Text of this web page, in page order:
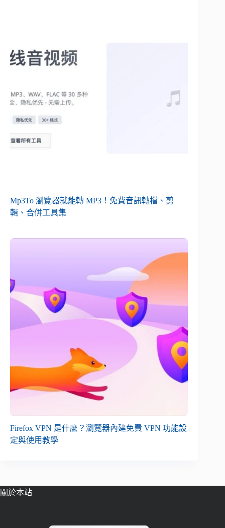
Mp3To 瀏覽器就能轉 MP3！免費音訊轉檔、剪
輯、合併工具集
Firefox VPN 是什麼？瀏覽器內建免費 VPN 功能設
定與使用教學
關於本站